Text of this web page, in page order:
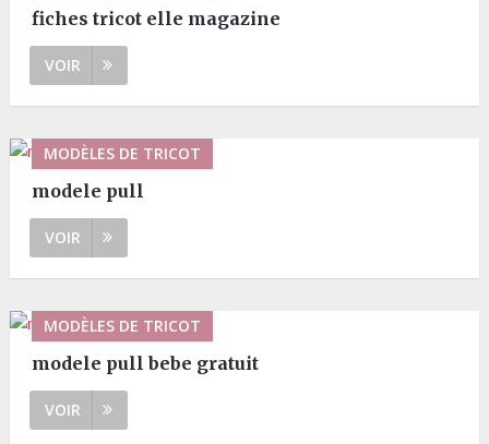
fiches tricot elle magazine
VOIR
MODÈLES DE TRICOT
modele pull
VOIR
MODÈLES DE TRICOT
modele pull bebe gratuit
VOIR